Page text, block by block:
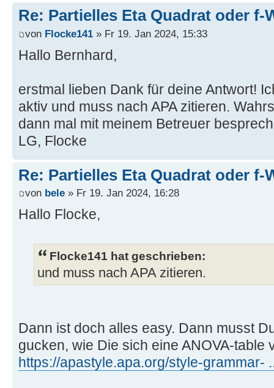
Re: Partielles Eta Quadrat oder f-
von Flocke141 » Fr 19. Jan 2024, 15:33
Hallo Bernhard,
erstmal lieben Dank für deine Antwort!
aktiv und muss nach APA zitieren.
dann mal mit meinem Betreuer
LG, Flocke
Re: Partielles Eta Quadrat oder f-
von bele » Fr 19. Jan 2024, 16:28
Hallo Flocke,
Flocke141 hat geschrieben:
und muss nach APA zitieren.
Dann ist doch alles easy. Dann musst
gucken, wie Die sich eine ANOVA-table
https://apastyle.apa.org/style-grammar-